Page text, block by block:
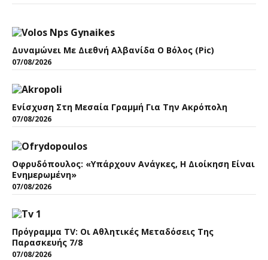
Δυναμώνει Με Διεθνή Αλβανίδα Ο Βόλος (pic)
07/08/2026
Ενίσχυση Στη Μεσαία Γραμμή Για Την Ακρόπολη
07/08/2026
Οφρυδόπουλος: «Υπάρχουν Ανάγκες, Η Διοίκηση Είναι
Ενημερωμένη»
07/08/2026
Πρόγραμμα TV: Οι Αθλητικές Μεταδόσεις Της
Παρασκευής 7/8
07/08/2026